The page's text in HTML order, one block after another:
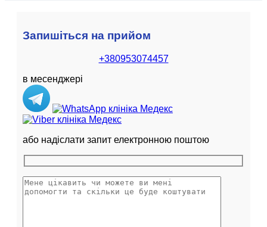
Запишіться на прийом
+380953074457
в месенджері
або надіслати запит електронною поштою